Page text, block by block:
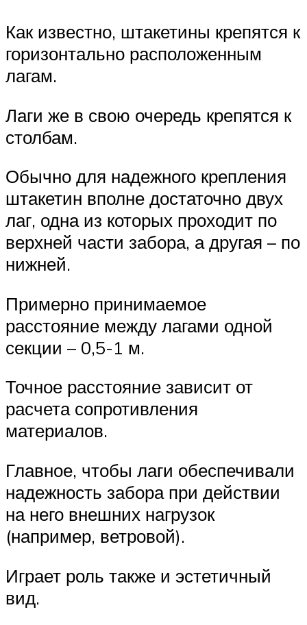
Как известно, штакетины крепятся к
горизонтально расположенным
лагам.
Лаги же в свою очередь крепятся к
столбам.
Обычно для надежного крепления
штакетин вполне достаточно двух
лаг, одна из которых проходит по
верхней части забора, а другая – по
нижней.
Примерно принимаемое
расстояние между лагами одной
секции – 0,5-1 м.
Точное расстояние зависит от
расчета сопротивления
материалов.
Главное, чтобы лаги обеспечивали
надежность забора при действии
на него внешних нагрузок
(например, ветровой).
Играет роль также и эстетичный
вид.